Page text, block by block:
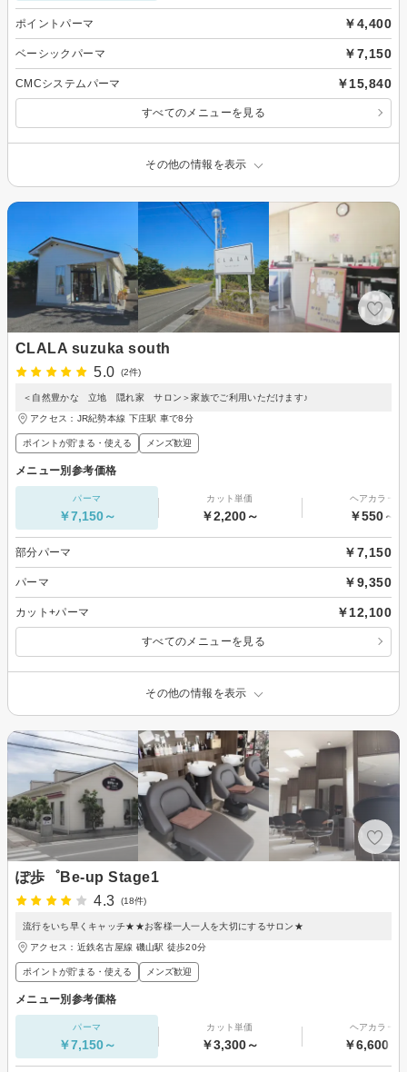
ポイントパーマ ￥4,400
ベーシックパーマ ￥7,150
CMCシステムパーマ ￥15,840
すべてのメニューを見る
その他の情報を表示
CLALA suzuka south
5.0
(2件)
＜自然豊かな 立地 隠れ家 サロン＞家族でご利用いただけます♪
アクセス：JR紀勢本線 下庄駅 車で8分
ポイントが貯まる・使える メンズ歓迎
メニュー別参考価格
パーマ
￥7,150～
カット単価
￥2,200～
ヘアカラー
￥550～
部分パーマ ￥7,150
パーマ ￥9,350
カット+パーマ ￥12,100
すべてのメニューを見る
その他の情報を表示
ぽ歩゜Be-up Stage1
4.3
(18件)
流行をいち早くキャッチ★★お客様一人一人を大切にするサロン★
アクセス：近鉄名古屋線 磯山駅 徒歩20分
ポイントが貯まる・使える メンズ歓迎
メニュー別参考価格
パーマ
￥7,150～
カット単価
￥3,300～
ヘアカラー
￥6,600～